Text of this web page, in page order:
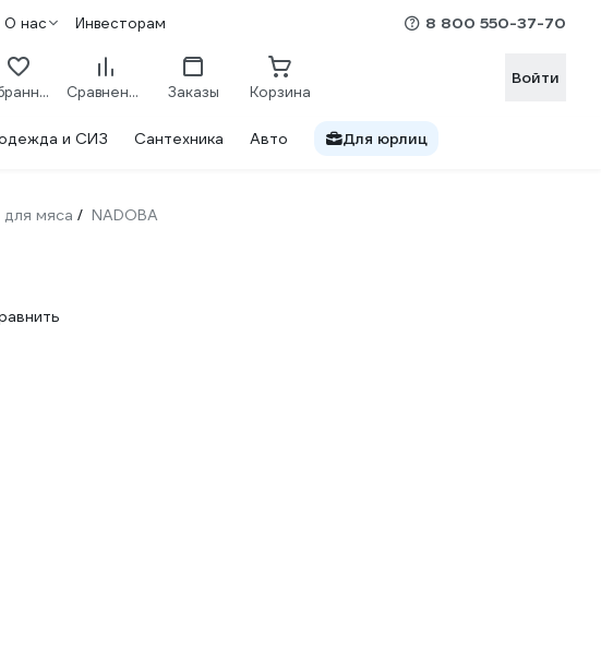
О нас Инвесторам 8 800 550-37-70
Избранное Сравнение Заказы Корзина
Войти
и СИЗ Сантехника Авто Для юрлиц
мяса / NADOBA